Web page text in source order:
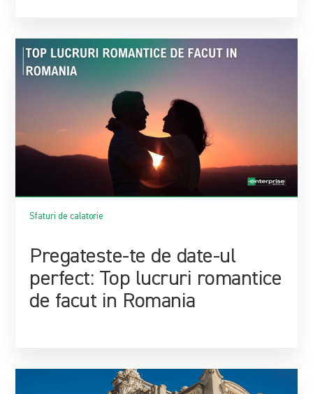
Sfaturi de calatorie
Pregateste-te de date-ul
perfect: Top lucruri romantice
de facut in Romania